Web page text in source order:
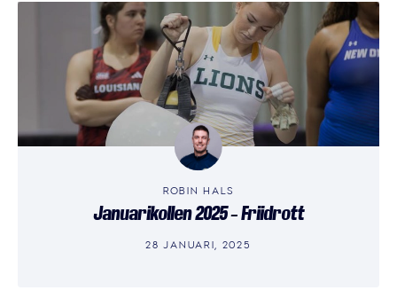
ROBIN HALS
Januarikollen 2025 – Friidrott
28 JANUARI, 2025